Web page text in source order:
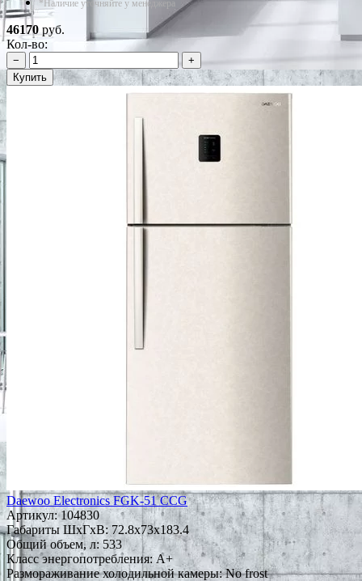
*Наличие уточняйте у менеджера
46170 руб.
Кол-во:
−
+
Купить
Daewoo Electronics FGK-51 CCG
Артикул:104830
Габариты ШxГxВ: 72.8x73x183.4
Общий объем, л: 533
Класс энергопотребления: A+
Размораживание холодильной камеры: No frost